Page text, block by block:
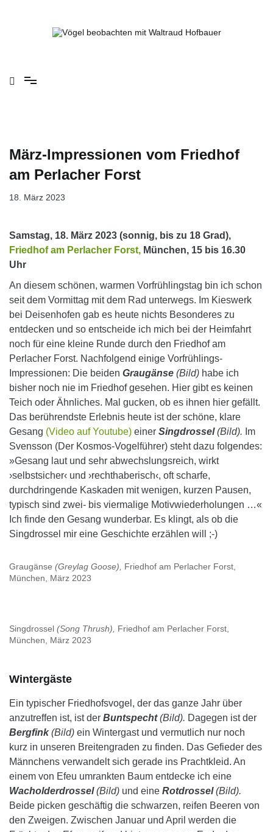
März-Impressionen vom Friedhof
am Perlacher Forst
18. März 2023
Samstag, 18. März 2023 (sonnig, bis zu 18 Grad),
Friedhof am Perlacher Forst, München, 15 bis 16.30
Uhr
An diesem schönen, warmen Vorfrühlingstag bin ich schon
seit dem Vormittag mit dem Rad unterwegs. Im Kieswerk
bei Deisenhofen gab es heute nichts Besonderes zu
entdecken und so entscheide ich mich bei der Heimfahrt
noch für eine kleine Runde durch den Friedhof am
Perlacher Forst. Nachfolgend einige Vorfrühlings-
Impressionen: Die beiden Graugänse (Bild) habe ich
bisher noch nie im Friedhof gesehen. Hier gibt es keinen
Teich oder Ähnliches. Mal gucken, ob es ihnen hier gefällt.
Das berührendste Erlebnis heute ist der schöne, klare
Gesang (Video auf Youtube) einer Singdrossel(Bild). Im
Svensson (Der Kosmos-Vogelführer) steht dazu folgendes:
»Gesang laut und sehr abwechslungsreich, wirkt
›selbstsicher‹ und ›rechthaberisch‹, oft scharfe,
durchdringende Kaskaden mit wenigen, kurzen Pausen,
typisch sind zwei- bis viermalige Motivwiederholungen …«
Ich finde den Gesang wunderbar. Es klingt, als ob die
Singdrossel mir eine Geschichte erzählen will ;-)
Graugänse (Greylag Goose),
Friedhof am Perlacher Forst,
München, März 2023
Singdrossel (Song Thrush),
Friedhof am Perlacher Forst,
München, März 2023
Wintergäste
Ein typischer Friedhofsvogel, der das ganze Jahr über
anzutreffen ist, ist der Buntspecht(Bild). Dagegen ist der
Bergfink(Bild) ein Wintergast und vermutlich nur noch
kurz in unseren Breitengraden zu finden. Das Gefieder des
Männchens verwandelt sich gerade ins Prachtkleid. An
einem von Efeu umrankten Baum entdecke ich eine
Wacholderdrossel(Bild) und eine Rotdrossel(Bild).
Beide picken geschäftig die schwarzen, reifen Beeren von
den Zweigen. Zwischen Januar und April werden die